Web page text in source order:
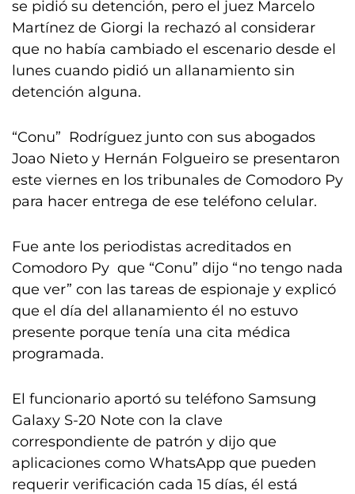
se pidió su detención, pero el juez Marcelo
Martínez de Giorgi la rechazó al considerar
que no había cambiado el escenario desde el
lunes cuando pidió un allanamiento sin
detención alguna.
“Conu” Rodríguez junto con sus abogados
Joao Nieto y Hernán Folgueiro se presentaron
este viernes en los tribunales de Comodoro Py
para hacer entrega de ese teléfono celular.
Fue ante los periodistas acreditados en
Comodoro Py que “Conu” dijo “no tengo nada
que ver” con las tareas de espionaje y explicó
que el día del allanamiento él no estuvo
presente porque tenía una cita médica
programada.
El funcionario aportó su teléfono Samsung
Galaxy S-20 Note con la clave
correspondiente de patrón y dijo que
aplicaciones como WhatsApp que pueden
requerir verificación cada 15 días, él está